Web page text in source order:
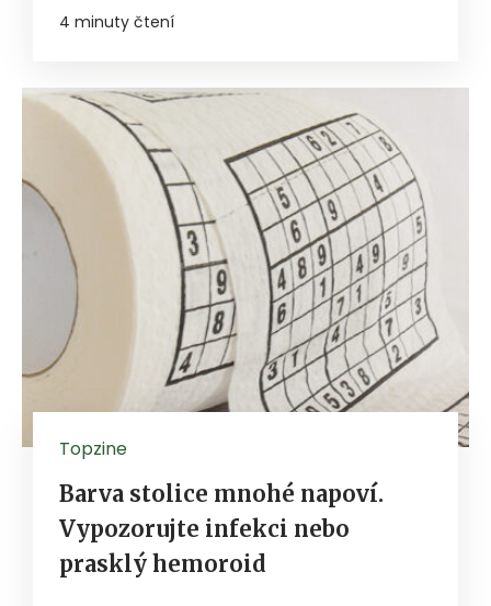
4 minuty čtení
Topzine
Barva stolice mnohé napoví.
Vypozorujte infekci nebo
prasklý hemoroid